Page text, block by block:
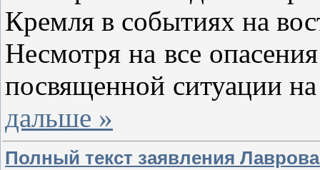
Кремля в событиях на
Несмотря на все
посвященной ситуации
дальше »
Полный текст заявления